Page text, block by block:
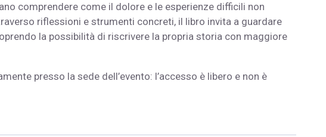
comprendere come il dolore e le esperienze difficili non
riflessioni e strumenti concreti, il libro invita a guardare
la possibilità di riscrivere la propria storia con maggiore
presso la sede dell’evento: l’accesso è libero e non è